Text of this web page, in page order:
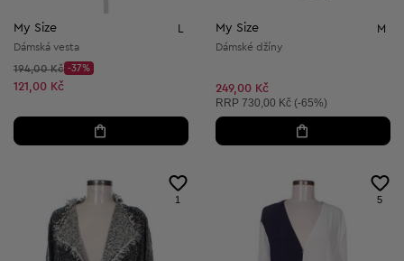
My Size L
Dámská vesta
Původní cena:
194,00 Kč
Discount Price:
-37%
Snížená cena:
121,00 Kč
My Size M
Dámské džíny
249,00 Kč
Doporučená cena:
RRP 730,00 Kč (-65%)
1 5